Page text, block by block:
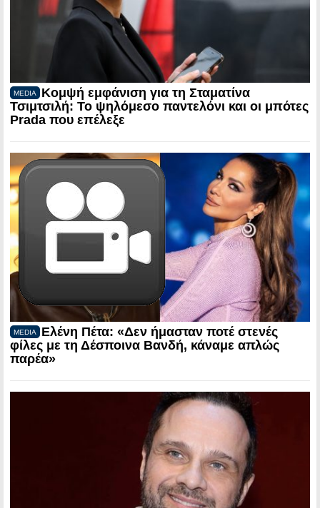
MEDIA
Κομψή εμφάνιση για τη Σταματίνα
Τσιμτσιλή: Το ψηλόμεσο παντελόνι και οι μπότες
Prada που επέλεξε
MEDIA
Ελένη Πέτα: «Δεν ήμασταν ποτέ στενές
φίλες με τη Δέσποινα Βανδή, κάναμε απλώς
παρέα»